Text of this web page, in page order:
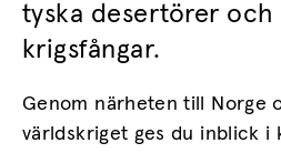
tyska desertörer och
krigsfångar.
Genom närheten till Norge
världskriget ges du inblick i